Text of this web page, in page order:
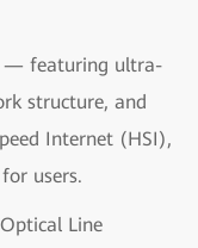
— featuring ultra-
structure, and
Internet (HSI),
users.
Line